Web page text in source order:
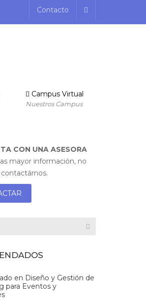
Contacto
Campus Virtual
Nuestros Campus
CON UNA ASESORA
mayor información, no
en Diseño y Gestión de
para Eventos y